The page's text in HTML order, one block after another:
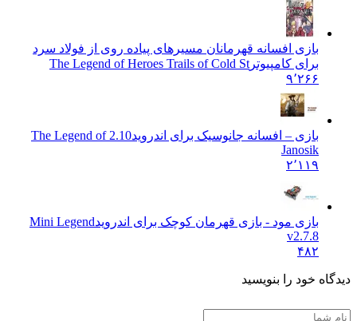
بازی افسانه قهرمانان مسیرهای پیاده روی از فولاد سرد
برای کامپیوتر The Legend of Heroes Trails of Cold St
۹٬۲۶۶
بازی – افسانه جانوسیک برای اندروید
2.10 The Legend of
Janosik
۲٬۱۱۹
بازی مود - بازی قهرمان کوچک برای اندرویدMini Legend
v2.7.8
۴۸۲
دیدگاه خود را بنویسید